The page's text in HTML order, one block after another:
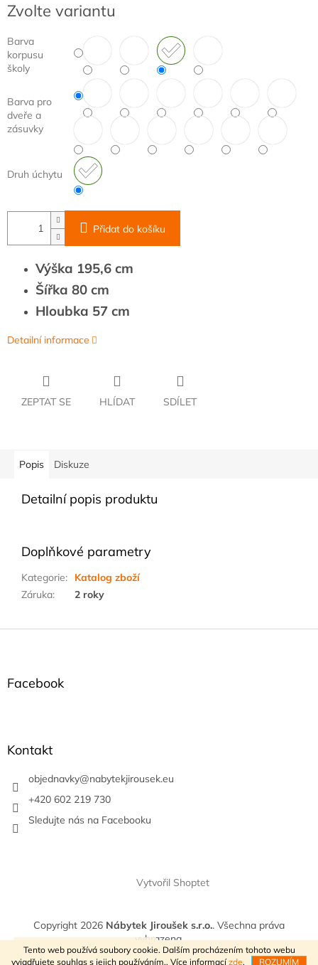
Tento web používá soubory cookie. Dalším procházením tohoto webu
vyjadřujete souhlas s jejich používáním.. Více informací zde. ROZUMÍM
VÍTEJTE V NAŠEM E-SHOPU
cena:
Zvolte variantu
Barva
korpusu
školy
Barva pro
dveře a
zásuvky
Druh úchytu
Přidat do košíku
Výška 195,6 cm
Šířka 80 cm
Hloubka 57 cm
Detailní informace
ZEPTAT SE HLÍDAT SDÍLET
Popis Diskuze
Detailní popis produktu
Doplňkové parametry
Kategorie:
Katalog zboží
Záruka: 2 roky
Facebook
Kontakt
objednavky@nabytekjirousek.eu
+420 602 219 730
Sledujte nás na Facebooku
Vytvořil Shoptet
Copyright 2026 Nábytek Jiroušek s.r.o.. Všechna práva
vyhrazena.